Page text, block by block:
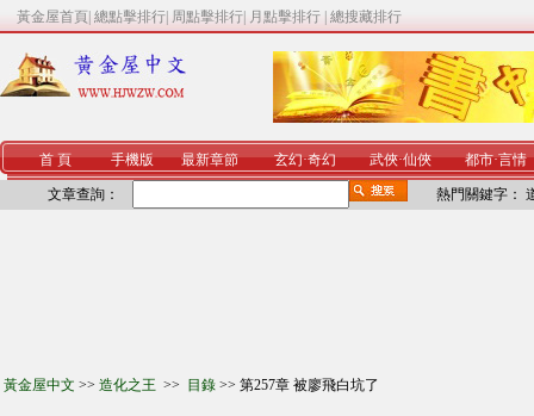
黃金屋首頁 總點擊排行 周點擊排行 月點擊排行 總搜藏排行
首 頁 手機版 最新章節 玄幻·奇幻 武俠·仙俠 都市·言情
文章查詢： 熱門關鍵字：
黃金屋中文 >> 造化之王 >> 目錄 >> 第257章 被廖飛白坑了